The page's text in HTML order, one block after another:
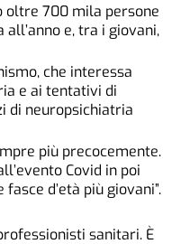
oltre 700 mila persone
e, tra i giovani,
che interessa
e ai tentativi di
di neuropsichiatria
più precocemente.
Covid in poi
d’età più giovani”.
sanitari. È